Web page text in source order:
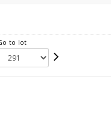
to lot